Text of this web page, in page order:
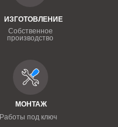
ИЗГОТОВЛЕНИЕ
Собственное
производство
МОНТАЖ
Работы под ключ